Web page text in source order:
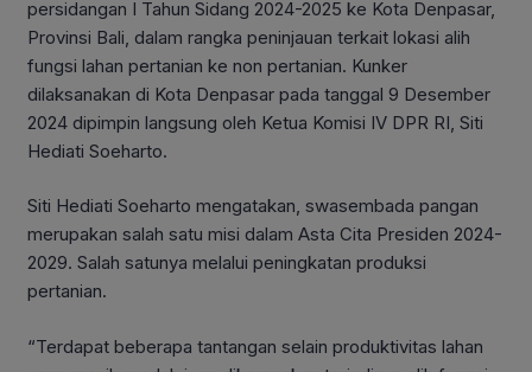
persidangan I Tahun Sidang 2024-2025 ke Kota Denpasar,
Provinsi Bali, dalam rangka peninjauan terkait lokasi alih
fungsi lahan pertanian ke non pertanian. Kunker
dilaksanakan di Kota Denpasar pada tanggal 9 Desember
2024 dipimpin langsung oleh Ketua Komisi IV DPR RI, Siti
Hediati Soeharto.
Siti Hediati Soeharto mengatakan, swasembada pangan
merupakan salah satu misi dalam Asta Cita Presiden 2024-
2029. Salah satunya melalui peningkatan produksi
pertanian.
“Terdapat beberapa tantangan selain produktivitas lahan